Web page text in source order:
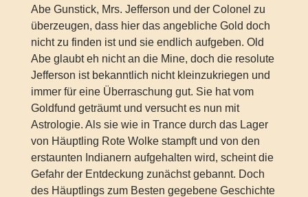
Abe Gunstick, Mrs. Jefferson und der Colonel zu
überzeugen, dass hier das angebliche Gold doch
nicht zu finden ist und sie endlich aufgeben. Old
Abe glaubt eh nicht an die Mine, doch die resolute
Jefferson ist bekanntlich nicht kleinzukriegen und
immer für eine Überraschung gut. Sie hat vom
Goldfund geträumt und versucht es nun mit
Astrologie. Als sie wie in Trance durch das Lager
von Häuptling Rote Wolke stampft und von den
erstaunten Indianern aufgehalten wird, scheint die
Gefahr der Entdeckung zunächst gebannt. Doch
des Häuptlings zum Besten gegebene Geschichte